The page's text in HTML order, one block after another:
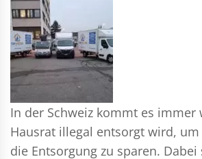
In der Schweiz kommt es immer
Hausrat illegal entsorgt wird,
die Entsorgung zu sparen.